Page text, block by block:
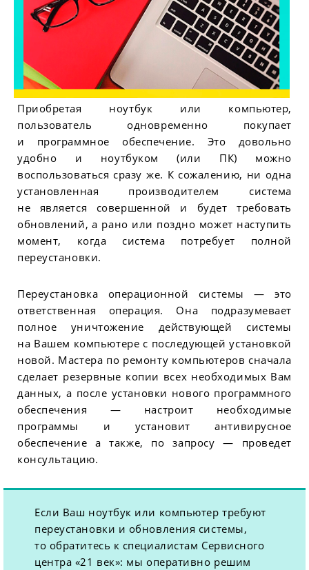
Приобретая ноутбук или компьютер,
пользователь одновременно покупает
и программное обеспечение. Это довольно
удобно и ноутбуком (или ПК) можно
воспользоваться сразу же. К сожалению, ни одна
установленная производителем система
не является совершенной и будет требовать
обновлений, а рано или поздно может наступить
момент, когда система потребует полной
переустановки.
Переустановка операционной системы — это
ответственная операция. Она подразумевает
полное уничтожение действующей системы
на Вашем компьютере с последующей установкой
новой. Мастера по ремонту компьютеров сначала
сделает резервные копии всех необходимых Вам
данных, а после установки нового программного
обеспечения — настроит необходимые
программы и установит антивирусное
обеспечение а также, по запросу — проведет
консультацию.
Если Ваш ноутбук или компьютер требуют
переустановки и обновления системы,
то обратитесь к специалистам Сервисного
центра «21 век»: мы оперативно решим